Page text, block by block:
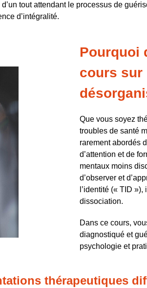
tout attendant le processus de
d’intégralité.
Dans ce cours,
diagnostiqué et
psychologie et
Que vous soyez
troubles de santé
rarement abordés
d’attention et de
mentaux moins
d’observer et
l’identité (« TID »),
dissociation.
Pourquoi
cours sur
thérapeutiques